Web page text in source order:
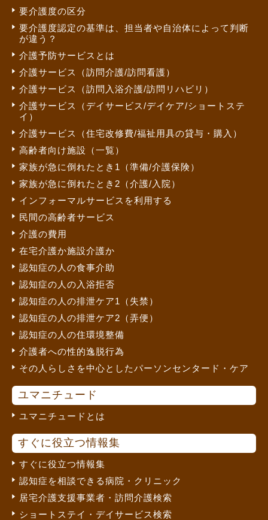
要介護度の区分
要介護度認定の基準は、担当者や自治体によって判断
が違う？
介護予防サービスとは
介護サービス（訪問介護/訪問看護）
介護サービス（訪問入浴介護/訪問リハビリ）
介護サービス（デイサービス/デイケア/ショートステ
イ）
介護サービス（住宅改修費/福祉用具の貸与・購入）
高齢者向け施設（一覧）
家族が急に倒れたとき1（準備/介護保険）
家族が急に倒れたとき2（介護/入院）
インフォーマルサービスを利用する
民間の高齢者サービス
介護の費用
在宅介護か施設介護か
認知症の人の食事介助
認知症の人の入浴拒否
認知症の人の排泄ケア1（失禁）
認知症の人の排泄ケア2（弄便）
認知症の人の住環境整備
介護者への性的逸脱行為
その人らしさを中心としたパーソンセンタード・ケア
ユマニチュード
ユマニチュードとは
すぐに役立つ情報集
すぐに役立つ情報集
認知症を相談できる病院・クリニック
居宅介護支援事業者・訪問介護検索
ショートステイ・デイサービス検索